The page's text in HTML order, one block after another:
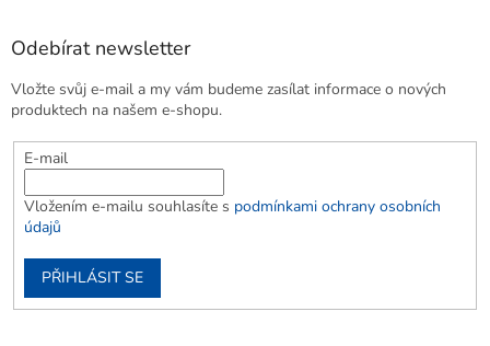
Odebírat newsletter
Vložte svůj e-mail a my vám budeme zasílat informace o nových
produktech na našem e-shopu.
E-mail
Vložením e-mailu souhlasíte s podmínkami ochrany osobních
údajů
PŘIHLÁSIT SE